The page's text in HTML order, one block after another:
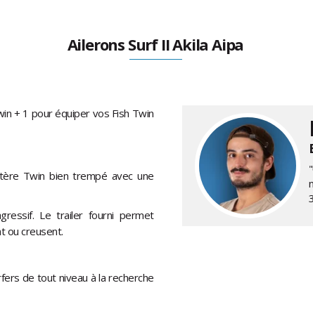
Ailerons Surf II Akila Aipa
+ 1 pour équiper vos Fish Twin
Twin bien trempé avec une
Le trailer fourni permet
ou creusent.
de tout niveau à la recherche